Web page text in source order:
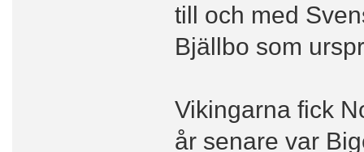
till och med
Bjällbo som
Vikingarna fick
år senare var